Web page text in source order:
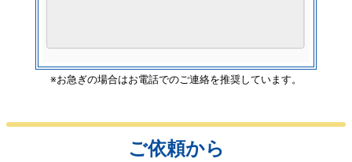
※お急ぎの場合はお電話でのご連絡を推奨しています。
ご依頼から